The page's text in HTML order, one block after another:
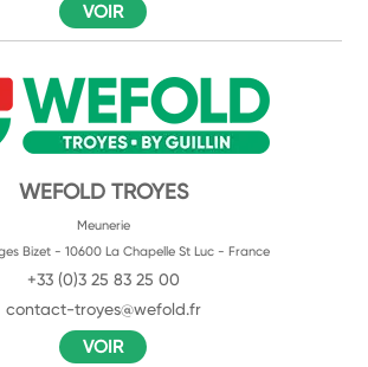
VOIR
WEFOLD TROYES
Meunerie
Bizet - 10600 La Chapelle St Luc - France
+33 (0)3 25 83 25 00
contact-troyes@wefold.fr
VOIR